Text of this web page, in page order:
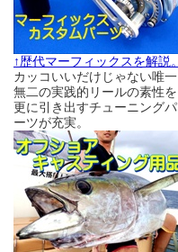
↑歴代マーフィックスを解説。
カッコいいだけじゃない唯一
無二の実践的リールの素性を
更に引き出すチューニングパ
ーツが充実。